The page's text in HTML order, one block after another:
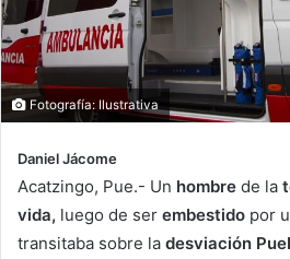
Fotografía: Ilustrativa
Daniel Jácome
Acatzingo, Pue.- Un hombre de la
vida, luego de ser embestido por
transitaba sobre la desviación